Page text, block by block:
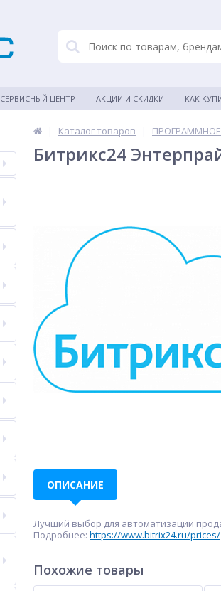
СЕРВИСНЫЙ ЦЕНТР АКЦИИ И СКИДКИ КАК
| Каталог товаров |
Битрикс24
ОПИСАНИЕ
Лучший выбор для автоматизации
Подробнее: https://www.bitrix24.ru/prices/
Похожие товары